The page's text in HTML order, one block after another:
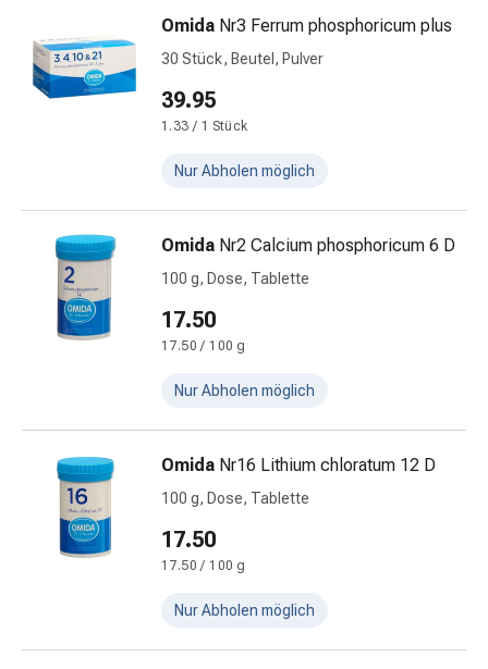
und
Blasenbeschwerden
Schmerzen
Kopfschmerzen
Schmerzmittel
Muskel-
Gelenkschmerzen
Schmerztherapie
Wärmetherapie
Stress
&
Schlaf
Beruhigungsmittel
Stimmungsschwankungen
Schlafstörungen
Omida Nr3 Ferrum phosphoricum plus
30 Stück, Beutel, Pulver
39.95
1.33 / 1 Stück
Nur Abholen möglich
Omida Nr2 Calcium phosphoricum 6 D
100 g, Dose, Tablette
17.50
17.50 / 100 g
Nur Abholen möglich
Omida Nr16 Lithium chloratum 12 D
100 g, Dose, Tablette
17.50
17.50 / 100 g
Nur Abholen möglich